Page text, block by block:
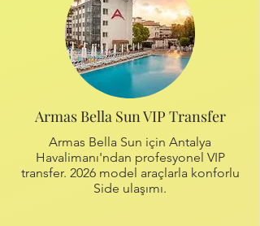
Armas Bella Sun VIP Transfer
Armas Bella Sun için Antalya
Havalimanı'ndan profesyonel VIP
transfer. 2026 model araçlarla konforlu
Side ulaşımı.